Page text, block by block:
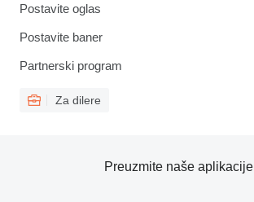
Postavite oglas
Postavite baner
Partnerski program
Za dilere
Preuzmite naše aplikacije